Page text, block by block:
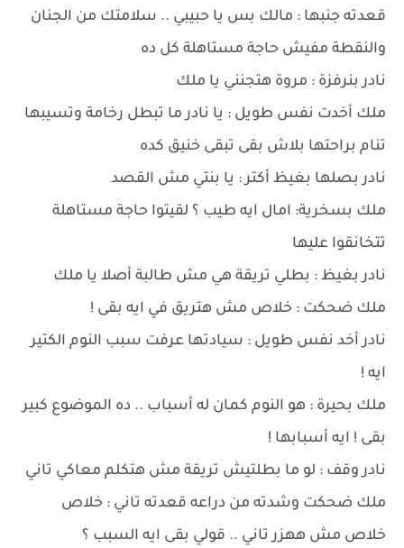
قعدته جنبها : مالك بس يا حبيبي .. سلامتك من الجنان
والنقطة مفيش حاجة مستاهلة كل ده
نادر بنرفزة : مروة هتجنني يا ملك
ملك أخدت نفس طويل : يا نادر ما تبطل رخامة وتسيبها
تنام براحتها بلاش بقى تبقى خنيق كده
نادر بصلها بغيظ أكتر : يا بنتي مش القصد
ملك بسخرية: امال ايه طيب ؟ لقيتوا حاجة مستاهلة
تتخانقوا عليها
نادر بغيظ : بطلي تريقة هي مش طالبة أصلا يا ملك
ملك ضحكت : خلاص مش هتريق في ايه بقى !
نادر أخد نفس طويل : سيادتها عرفت سبب النوم الكتير
ايه !
ملك بحيرة : هو النوم كمان له أسباب .. ده الموضوع كبير
بقى ! ايه أسبابها !
نادر وقف : لو ما بطلتيش تريقة مش هتكلم معاكي تاني
ملك ضحكت وشدته من دراعه قعدته تاني : خلاص
خلاص مش ههزر تاني .. قولي بقى ايه السبب ؟